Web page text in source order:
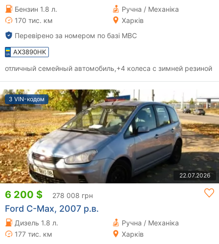
Бензин 1.8 л.
Ручна / Механіка
170 тис. км
Харків
Перевірено за номером по базі МВС
AX3890HK
отличный семейный автомобиль,+4 колеса с зимней резиной
З VIN-кодом
22.07.2026
6 200 $ 278 008 грн
Ford C-Max, 2007 р.в.
Дизель 1.8 л.
Ручна / Механіка
177 тис. км
Харків